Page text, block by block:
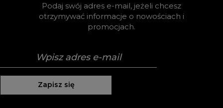
Podaj swój adres e-mail, jeżeli chcesz
otrzymywać informacje o nowościach i
promocjach.
Zapisz się